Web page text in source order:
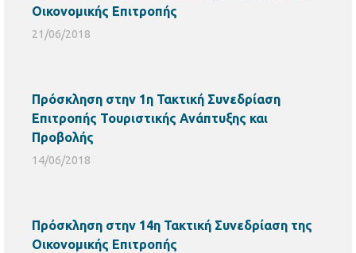
Οικονομικής Επιτροπής
21/06/2018
Πρόσκληση στην 1η Τακτική Συνεδρίαση
Επιτροπής Τουριστικής Ανάπτυξης και
Προβολής
14/06/2018
Πρόσκληση στην 14η Τακτική Συνεδρίαση της
Οικονομικής Επιτροπής